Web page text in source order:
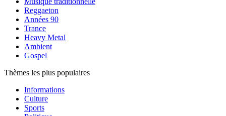
Reggaeton
Années 90
Trance
Heavy Metal
Ambient
Gospel
Thèmes les plus populaires
Informations
Culture
Sports